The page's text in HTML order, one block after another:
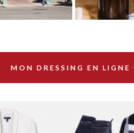
MON DRESSING EN LIGNE